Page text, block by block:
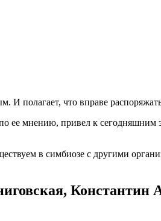
полагает, что вправе
ее мнению, привел к сегодняшним
в симбиозе с другими
Константин